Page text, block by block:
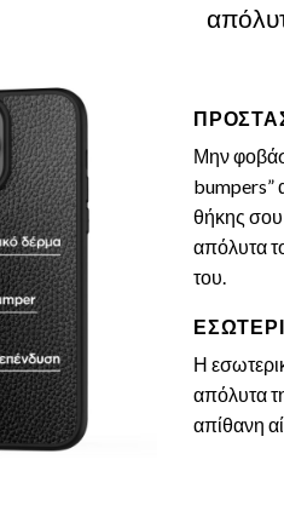
Μην
bumpers”
θήκης σου
απόλυτα
του.
Η
απόλυτα
απίθανη